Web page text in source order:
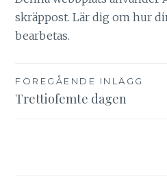
skräppost.Lär dig om hur
bearbetas.
Inläggsnavigering
FÖREGÅENDE INLÄGG
Trettiofemte dagen